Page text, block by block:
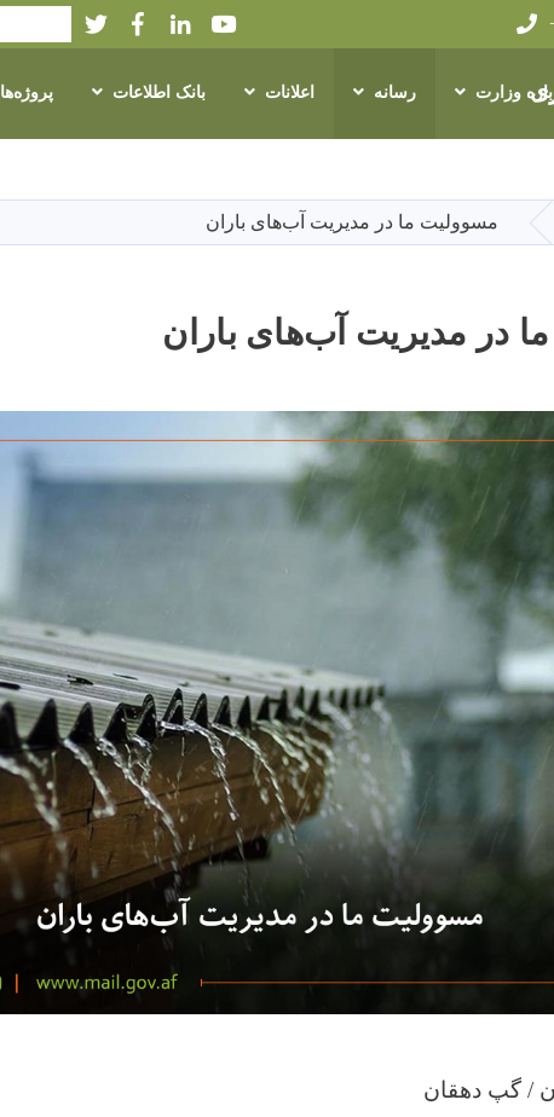
main
content
Youtube
LinkedIn
Facebook
Twitter
Search
وزارت رسانه اعلانات بانک اطلاعات پروژه‌ها
مسوولیت ما در مدیریت آب‌های باران
در مدیریت آب‌های باران
/ گپ دهقان